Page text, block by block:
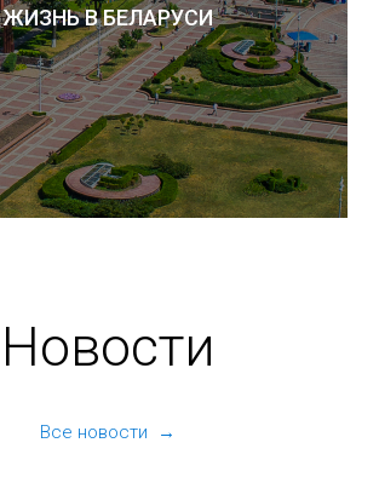
ЖИЗНЬ В БЕЛАРУСИ
Новости
Все новости →